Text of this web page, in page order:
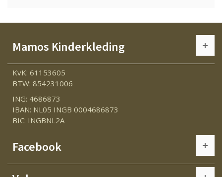
Mamos Kinderkleding
KvK: 61153605
BTW: 854231006
ING: 4686873
IBAN: NL05 INGB 0004686873
BIC: INGBNL2A
Facebook